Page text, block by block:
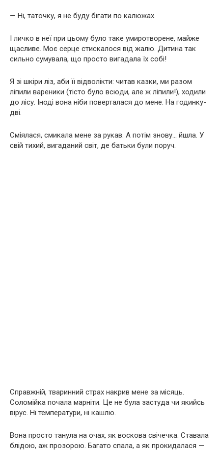
— Ні, таточку, я не буду бігати по калюжах.
І личко в неї при цьому було таке умиротворене, майже
щасливе. Моє серце стискалося від жалю. Дитина так
сильно сумувала, що просто вигадала їх собі!
Я зі шкіри ліз, аби її відволікти: читав казки, ми разом
ліпили вареники (тісто було всюди, але ж ліпили!), ходили
до лісу. Іноді вона ніби поверталася до мене. На годинку-
дві.
Сміялася, смикала мене за рукав. А потім знову… йшла. У
свій тихий, вигаданий світ, де батьки були поруч.
Справжній, тваринний страх накрив мене за місяць.
Соломійка почала марніти. Це не була застуда чи якийсь
вірус. Ні температури, ні кашлю.
Вона просто танула на очах, як воскова свічечка. Ставала
блідою, аж прозорою. Багато спала, а як прокидалася —